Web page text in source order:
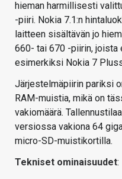
hieman harmillisesti
-piiri. Nokia 7.1:n
laitteen sisältävän jo
660- tai 670 -piirin, joista
esimerkiksi Nokia 7
Järjestelmäpiirin pariksi
RAM-muistia, mikä on
vakiomäärä.
versiossa vakiona 64
micro-SD-muistikortilla.
Tekniset ominaisuudet: